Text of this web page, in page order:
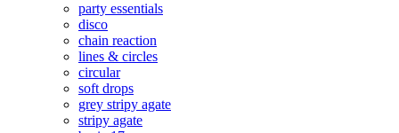
party essentials
disco
chain reaction
lines & circles
circular
soft drops
grey stripy agate
stripy agate